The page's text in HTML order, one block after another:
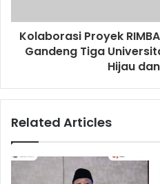
Kolaborasi Proyek
Gandeng Tiga
Hijau
Related Articles